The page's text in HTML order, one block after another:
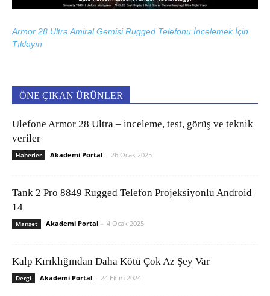
Armor 28 Ultra Amiral Gemisi Rugged Telefonu İncelemek İçin
Tıklayın
ÖNE ÇIKAN ÜRÜNLER
Ulefone Armor 28 Ultra – inceleme, test, görüş ve teknik
veriler
Haberler Akademi Portal - 26 Ocak 2025
Tank 2 Pro 8849 Rugged Telefon Projeksiyonlu Android
14
Manşet Akademi Portal - 4 Ocak 2025
Kalp Kırıklığından Daha Kötü Çok Az Şey Var
Dergi Akademi Portal - 24 Ekim 2024